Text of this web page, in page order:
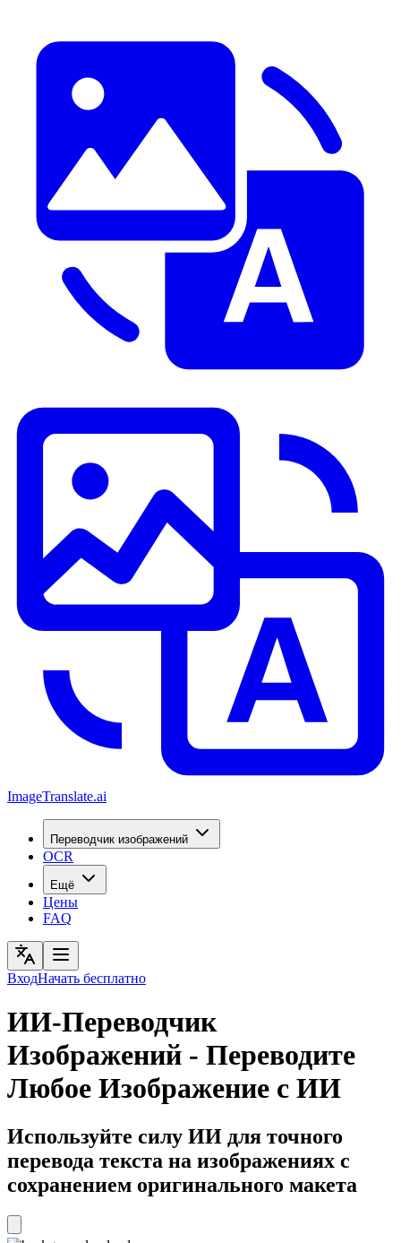
ImageTranslate.ai
Переводчик изображений
OCR
Ещё
Цены
FAQ
ВходНачать бесплатно
ИИ-Переводчик
Изображений - Переводите
Любое Изображение с ИИ
Используйте силу ИИ для точного
перевода текста на изображениях с
сохранением оригинального макета